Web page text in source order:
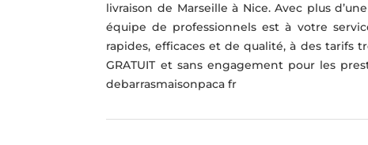
livraison de Marseille à Nice. Avec plus
équipe de professionnels est à votre
rapides, efficaces et de qualité, à des tarifs
GRATUIT et sans engagement pour les
debarrasmaisonpaca fr